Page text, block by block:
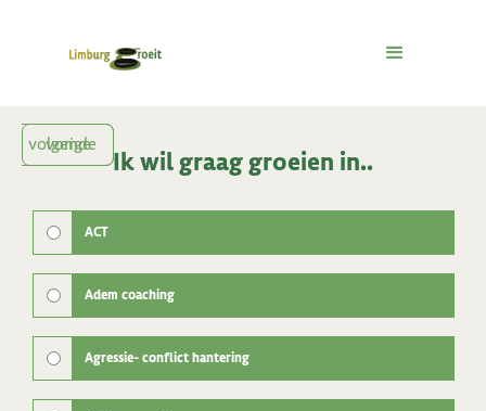
Ik wil graag groeien in..
ACT
Adem coaching
Agressie- conflict hantering
vorige
volgende